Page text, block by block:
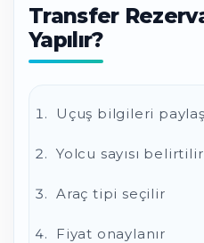
Transfer
Yapılır?
Uçuş bilgileri
Yolcu sayısı belirtilir
Araç tipi seçilir
Fiyat onaylanır